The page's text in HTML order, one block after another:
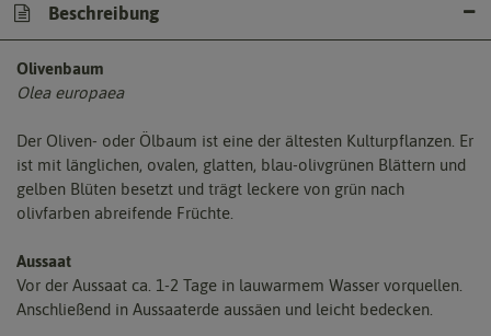
Beschreibung
Olivenbaum
Olea europaea
Der Oliven- oder Ölbaum ist eine der ältesten Kulturpflanzen. Er
ist mit länglichen, ovalen, glatten, blau-olivgrünen Blättern und
gelben Blüten besetzt und trägt leckere von grün nach
olivfarben abreifende Früchte.
Aussaat
Vor der Aussaat ca. 1-2 Tage in lauwarmem Wasser vorquellen.
Anschließend in Aussaaterde aussäen und leicht bedecken.